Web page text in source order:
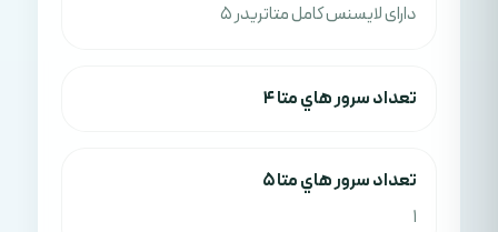
دارای لایسنس کامل متاتریدر 5
تعداد سرور هاي متا 4
تعداد سرور هاي متا 5
1